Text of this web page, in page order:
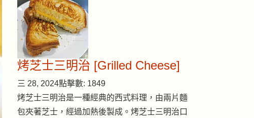
烤芝士三明治 [Grilled Cheese]
三 28, 2024點擊數: 1849
烤芝士三明治是一種經典的西式料理，由兩片麵
包夾著芝士，經過加熱後製成。烤芝士三明治口